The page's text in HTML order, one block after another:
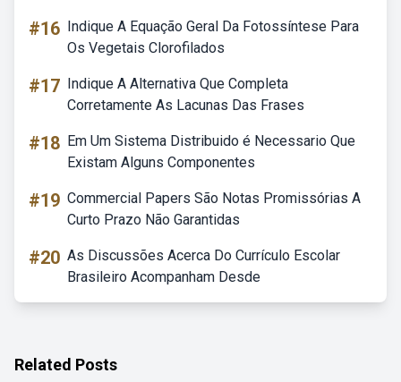
#16 Indique A Equação Geral Da Fotossíntese Para
Os Vegetais Clorofilados
#17 Indique A Alternativa Que Completa
Corretamente As Lacunas Das Frases
#18 Em Um Sistema Distribuido é Necessario Que
Existam Alguns Componentes
#19 Commercial Papers São Notas Promissórias A
Curto Prazo Não Garantidas
#20 As Discussões Acerca Do Currículo Escolar
Brasileiro Acompanham Desde
Related Posts